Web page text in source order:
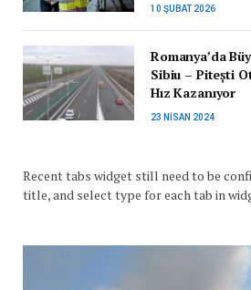
10 ŞUBAT 2026
Romanya’da
Sibiu – Pitești
Hız Kazanıyor
23 NISAN 2024
Recent tabs widget still need to be
title, and select type for each tab in